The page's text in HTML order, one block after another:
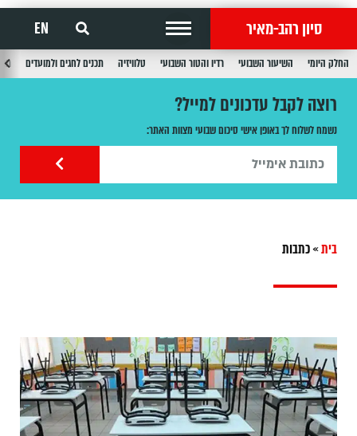
סיון רהב-מאיר EN
החלק היומי השיעור השבועי רדיו והטור השבועי טלוויזיה תכנים לחגים ולמועדים
רוצה לקבל עדכונים למייל?
נשמח לשלוח לך באופן אישי סיכום שבועי מצוות האתר:
בית»כתבות